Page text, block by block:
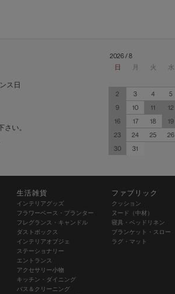
ス日
い。
2026 / 8
日
月 火 水
2
3 4 5
9
10 11 12
16
17 18 19
23
24 25 26
30
31
生活雑貨
インテリアグッズ
フラワーベース・プランター
フレグランス・キャンドル
ダストボックス
インテリアオブジェ
ステーショナリー
エントランス
アクセサリー小物
キッチン・ダイニング
バス＆クリーニング
ファブリック
クッション
ヌード（中材）
寝具・ベッドリネン
ブランケット・スロー
ラグ・マット